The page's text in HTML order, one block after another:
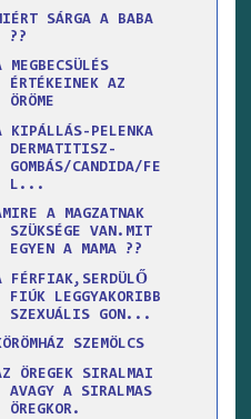
SÁRGA A BABA
??
MEGBECSÜLÉS
ÉRTÉKEINEK AZ
ÖRÖME
KIPÁLLÁS-PELENKA
DERMATITISZ-
GOMBÁS/CANDIDA/FE
L...
A MAGZATNAK
SZÜKSÉGE VAN.MIT
EGYEN A MAMA ??
FÉRFIAK,SERDÜLŐ
FIÚK LEGGYAKORIBB
SZEXUÁLIS GON...
SZEMÖLCS
ÖREGEK SIRALMAI
AVAGY A SIRALMAS
ÖREGKOR.